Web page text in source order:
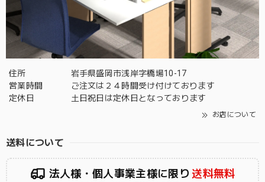
住所
岩手県盛岡市浅岸字橋場10-17
営業時間
ご注文は２４時間受け付けております
定休日
土日祝日は定休日となっております
お店について
送料について
法人様・個人事業主様に限り 送料無料